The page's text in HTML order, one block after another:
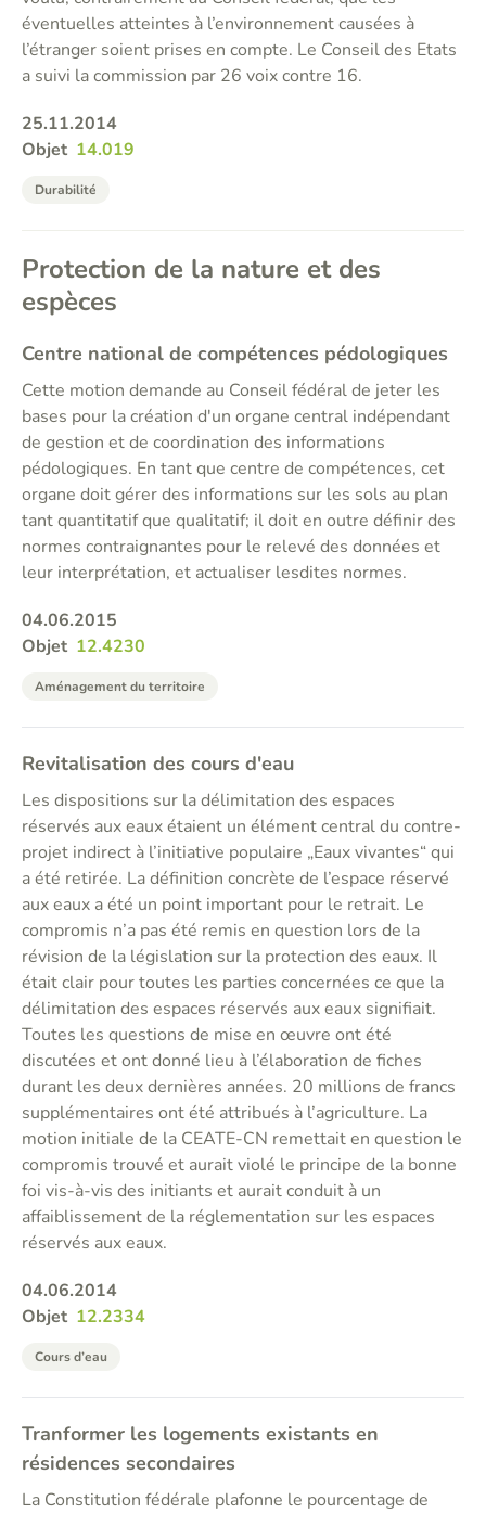
éventuelles atteintes à l’environnement causées à
l’étranger soient prises en compte. Le Conseil des Etats
a suivi la commission par 26 voix contre 16.
25.11.2014
Objet 14.019
Durabilité
Protection de la nature et des
espèces
Centre national de compétences pédologiques
Cette motion demande au Conseil fédéral de jeter les
bases pour la création d'un organe central indépendant
de gestion et de coordination des informations
pédologiques. En tant que centre de compétences, cet
organe doit gérer des informations sur les sols au plan
tant quantitatif que qualitatif; il doit en outre définir des
normes contraignantes pour le relevé des données et
leur interprétation, et actualiser lesdites normes.
04.06.2015
Objet 12.4230
Aménagement du territoire
Revitalisation des cours d'eau
Les dispositions sur la délimitation des espaces
réservés aux eaux étaient un élément central du contre-
projet indirect à l’initiative populaire „Eaux vivantes“ qui
a été retirée. La définition concrète de l’espace réservé
aux eaux a été un point important pour le retrait. Le
compromis n’a pas été remis en question lors de la
révision de la législation sur la protection des eaux. Il
était clair pour toutes les parties concernées ce que la
délimitation des espaces réservés aux eaux signifiait.
Toutes les questions de mise en œuvre ont été
discutées et ont donné lieu à l’élaboration de fiches
durant les deux dernières années. 20 millions de francs
supplémentaires ont été attribués à l’agriculture. La
motion initiale de la CEATE-CN remettait en question le
compromis trouvé et aurait violé le principe de la bonne
foi vis-à-vis des initiants et aurait conduit à un
affaiblissement de la réglementation sur les espaces
réservés aux eaux.
04.06.2014
Objet 12.2334
Cours d’eau
Tranformer les logements existants en
résidences secondaires
La Constitution fédérale plafonne le pourcentage de